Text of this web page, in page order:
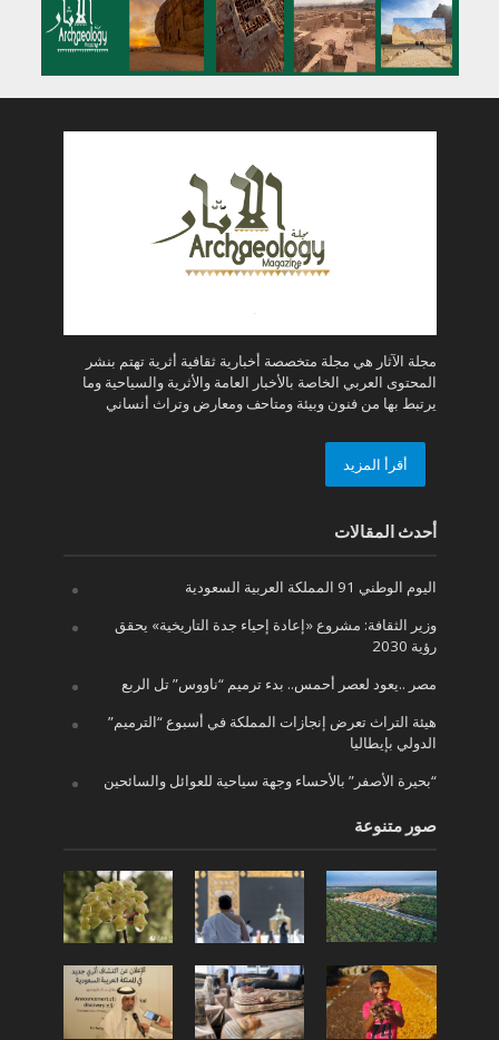
مجلة الآثار هي مجلة متخصصة أخبارية ثقافية أثرية تهتم بنشر
المحتوى العربي الخاصة بالأخبار العامة والأثرية والسياحية وما
يرتبط بها من فنون وبيئة ومتاحف ومعارض وتراث أنساني
أقرأ المزيد
أحدث المقالات
اليوم الوطني 91 المملكة العربية السعودية
وزير الثقافة: مشروع «إعادة إحياء جدة التاريخية» يحقق
رؤية 2030
مصر ..يعود لعصر أحمس.. بدء ترميم “ناووس” تل الربع
هيئة التراث تعرض إنجازات المملكة في أسبوع “الترميم”
الدولي بإيطاليا
“بحيرة الأصفر” بالأحساء وجهة سياحية للعوائل والسائحين
صور متنوعة